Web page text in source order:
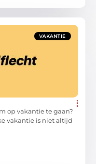
VAKANTIE
op vakantie te gaan?
vakantie is niet altijd